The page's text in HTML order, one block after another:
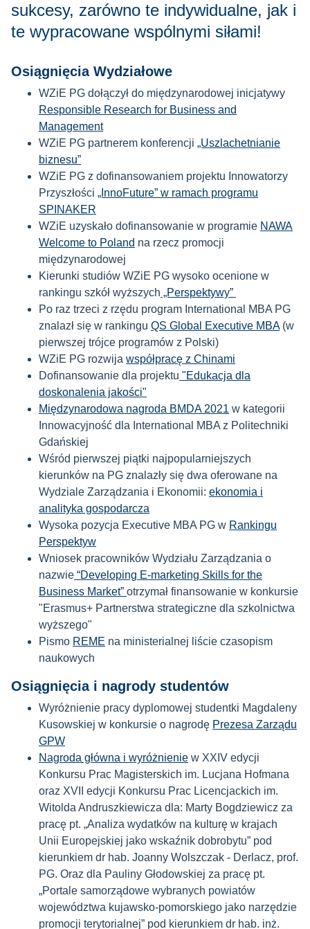
sukcesy, zarówno te indywidualne, jak i
te wypracowane wspólnymi siłami!
Osiągnięcia Wydziałowe
WZiE PG dołączył do międzynarodowej inicjatywy
Responsible Research for Business and
Management
WZiE PG partnerem konferencji „Uszlachetnianie
biznesu”
WZiE PG z dofinansowaniem projektu Innowatorzy
Przyszłości „InnoFuture” w ramach programu
SPINAKER
WZiE uzyskało dofinansowanie w programie NAWA
Welcome to Poland na rzecz promocji
międzynarodowej
Kierunki studiów WZiE PG wysoko ocenione w
rankingu szkół wyższych „Perspektywy”
Po raz trzeci z rzędu program International MBA PG
znalazł się w rankingu QS Global Executive MBA(w
pierwszej trójce programów z Polski)
WZiE PG rozwija współpracę z Chinami
Dofinansowanie dla projektu "Edukacja dla
doskonalenia jakości"
Międzynarodowa nagroda BMDA 2021 w kategorii
Innowacyjność dla International MBA z Politechniki
Gdańskiej
Wśród pierwszej piątki najpopularniejszych
kierunków na PG znalazły się dwa oferowane na
Wydziale Zarządzania i Ekonomii: ekonomia i
analityka gospodarcza
Wysoka pozycja Executive MBA PG w Rankingu
Perspektyw
Wniosek pracowników Wydziału Zarządzania o
nazwie “Developing E-marketing Skills for the
Business Market” otrzymał finansowanie w konkursie
"Erasmus+ Partnerstwa strategiczne dla szkolnictwa
wyższego"
Pismo REME na ministerialnej liście czasopism
naukowych
Osiągnięcia i nagrody studentów
Wyróżnienie pracy dyplomowej studentki Magdaleny
Kusowskiej w konkursie o nagrodę Prezesa Zarządu
GPW
Nagroda główna i wyróżnienie w XXIV edycji
Konkursu Prac Magisterskich im. Lucjana Hofmana
oraz XVII edycji Konkursu Prac Licencjackich im.
Witolda Andruszkiewicza dla: Marty Bogdziewicz za
pracę pt. „Analiza wydatków na kulturę w krajach
Unii Europejskiej jako wskaźnik dobrobytu” pod
kierunkiem dr hab. Joanny Wolszczak - Derlacz, prof.
PG. Oraz dla Pauliny Głodowskiej za pracę pt.
„Portale samorządowe wybranych powiatów
województwa kujawsko-pomorskiego jako narzędzie
promocji terytorialnej” pod kierunkiem dr hab. inż.